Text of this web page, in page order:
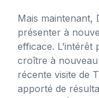
Mais maintenant,
présenter à
efficace.
croître à
récente visite de
apporté de